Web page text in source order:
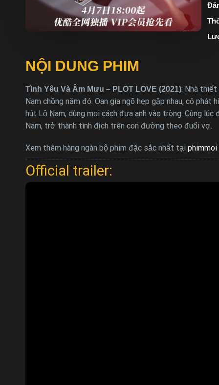
NỘI DUNG PHIM
Tình Yêu Và Âm Mưu – PLOT LOVE (2021): Nhà thiết
Nam chồng năm đó. Oan gia ngõ hẹp gặp nhau, cô phát
hút Lộ Nam, dùng mọi cách đưa anh vào tròng. Cùng
Nam, trở thành tình địch trên con đường theo đuổi vợ.
Xem thêm hàng ngàn bộ phim đặc sắc nhất tại phimmoi
Official trailer: